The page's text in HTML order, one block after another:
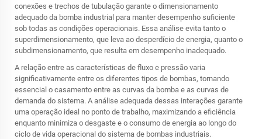
conexões e trechos de tubulação garante o dimensionamento
adequado da bomba industrial para manter desempenho suficiente
sob todas as condições operacionais. Essa análise evita tanto o
superdimensionamento, que leva ao desperdício de energia, quanto o
subdimensionamento, que resulta em desempenho inadequado.
A relação entre as características de fluxo e pressão varia
significativamente entre os diferentes tipos de bombas, tornando
essencial o casamento entre as curvas da bomba e as curvas de
demanda do sistema. A análise adequada dessas interações garante
uma operação ideal no ponto de trabalho, maximizando a eficiência
enquanto minimiza o desgaste e o consumo de energia ao longo do
ciclo de vida operacional do sistema de bombas industriais.